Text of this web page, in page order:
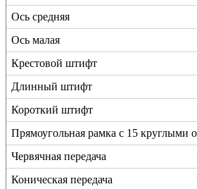
Ось средняя
Ось малая
Крестовой штифт
Длинный штифт
Короткий штифт
Прямоугольная рамка с 15 круглыми
Червячная передача
Коническая передача